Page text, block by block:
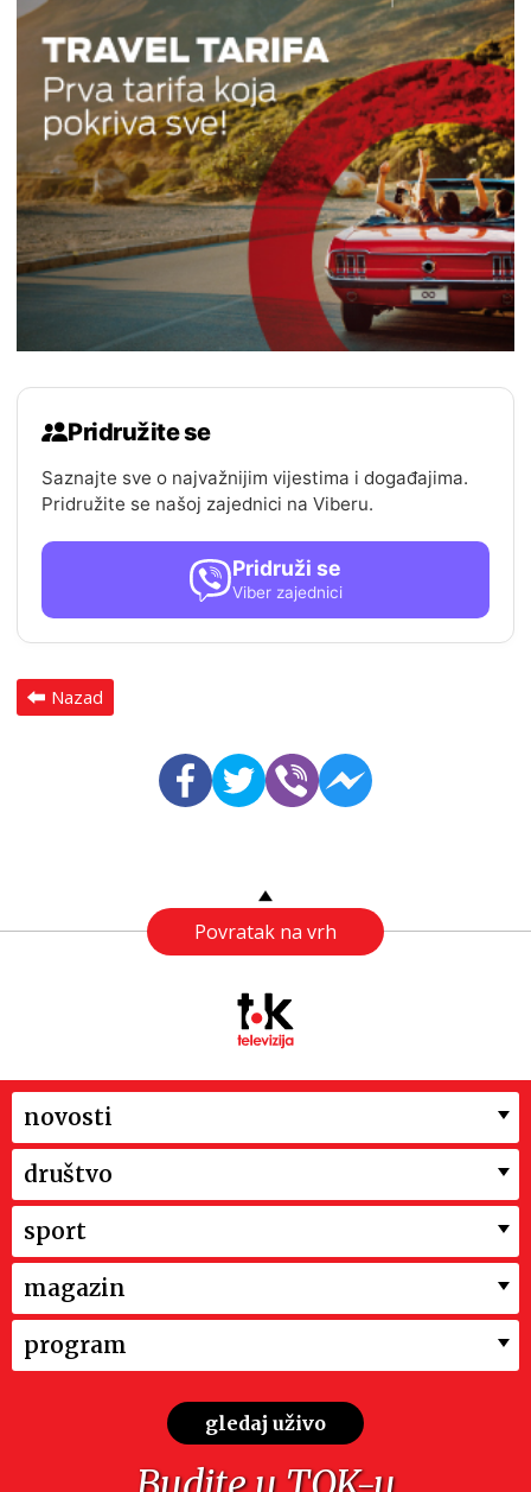
Pridružite se
Saznajte sve o najvažnijim vijestima i događajima.
Pridružite se našoj zajednici na Viberu.
Pridruži se
Viber zajednici
Nazad
Povratak na vrh
novosti
društvo
sport
magazin
program
gledaj uživo